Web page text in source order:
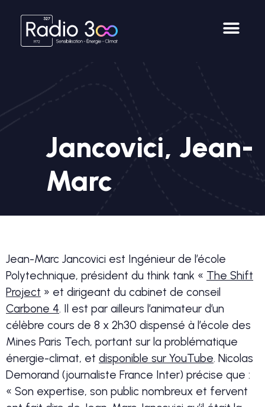
Jancovici, Jean-
Marc
Jean-Marc Jancovici est Ingénieur de l’école
Polytechnique, président du think tank « The Shift
Project » et dirigeant du cabinet de conseil
Carbone 4. Il est par ailleurs l’animateur d’un
célèbre cours de 8 x 2h30 dispensé à l’école des
Mines Paris Tech, portant sur la problématique
énergie-climat, et disponible sur YouTube. Nicolas
Demorand (journaliste France Inter) précise que :
« Son expertise, son public nombreux et fervent